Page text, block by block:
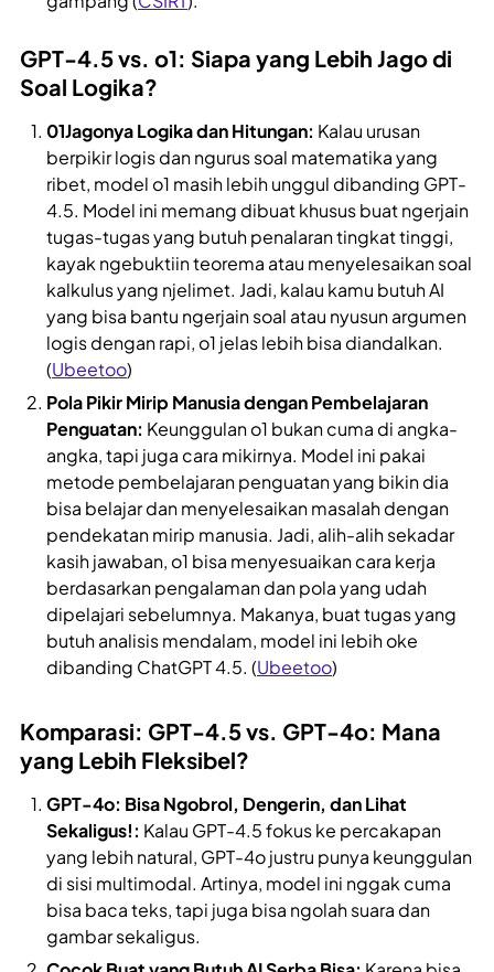
GPT-4.5 vs. o1: Siapa yang Lebih Jago di
Soal Logika?
01Jagonya Logika dan Hitungan: Kalau urusan
berpikir logis dan ngurus soal matematika yang
ribet, model o1 masih lebih unggul dibanding GPT-
4.5. Model ini memang dibuat khusus buat ngerjain
tugas-tugas yang butuh penalaran tingkat tinggi,
kayak ngebuktiin teorema atau menyelesaikan soal
kalkulus yang njelimet. Jadi, kalau kamu butuh AI
yang bisa bantu ngerjain soal atau nyusun argumen
logis dengan rapi, o1 jelas lebih bisa diandalkan.
(Ubeetoo)
Pola Pikir Mirip Manusia dengan Pembelajaran
Penguatan: Keunggulan o1 bukan cuma di angka-
angka, tapi juga cara mikirnya. Model ini pakai
metode pembelajaran penguatan yang bikin dia
bisa belajar dan menyelesaikan masalah dengan
pendekatan mirip manusia. Jadi, alih-alih sekadar
kasih jawaban, o1 bisa menyesuaikan cara kerja
berdasarkan pengalaman dan pola yang udah
dipelajari sebelumnya. Makanya, buat tugas yang
butuh analisis mendalam, model ini lebih oke
dibanding ChatGPT 4.5. (Ubeetoo)
Komparasi: GPT-4.5 vs. GPT-4o: Mana
yang Lebih Fleksibel?
GPT-4o: Bisa Ngobrol, Dengerin, dan Lihat
Sekaligus!: Kalau GPT-4.5 fokus ke percakapan
yang lebih natural, GPT-4o justru punya keunggulan
di sisi multimodal. Artinya, model ini nggak cuma
bisa baca teks, tapi juga bisa ngolah suara dan
gambar sekaligus.